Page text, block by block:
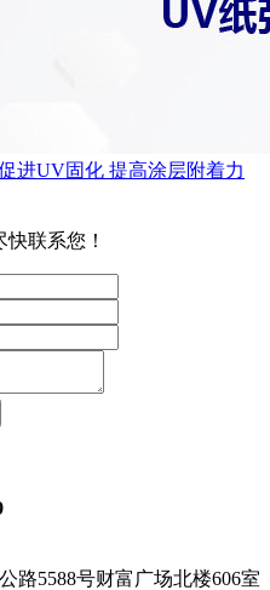
进UV固化 提高涂层附着力
联系您！
路5588号财富广场北楼606室